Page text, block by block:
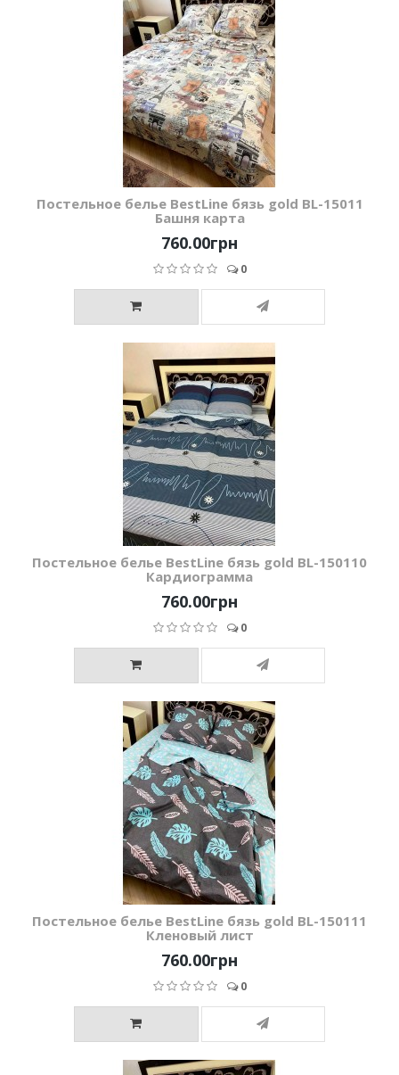
Постельное белье BestLine бязь gold BL-15011
Башня карта
760.00грн
0
Постельное белье BestLine бязь gold BL-150110
Кардиограмма
760.00грн
0
Постельное белье BestLine бязь gold BL-150111
Кленовый лист
760.00грн
0